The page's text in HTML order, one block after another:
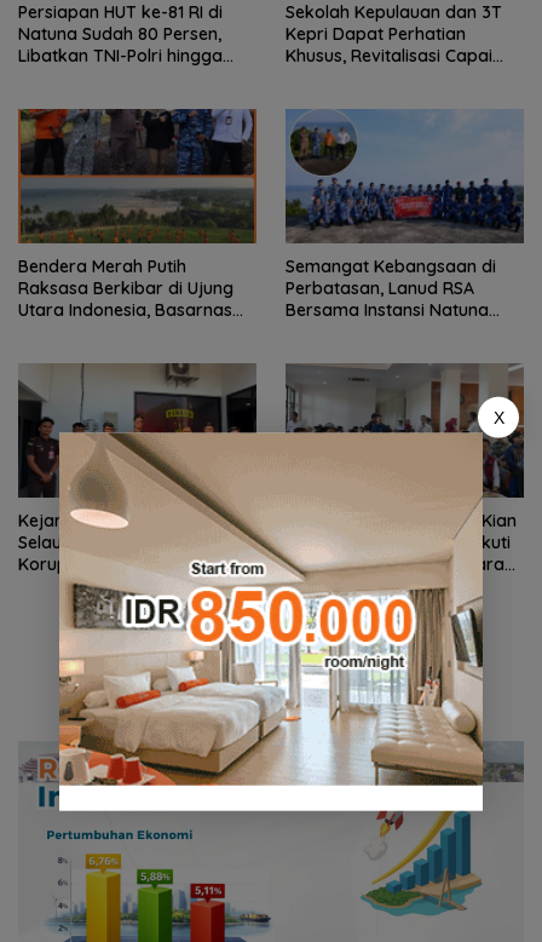
Persiapan HUT ke-81 RI di
Natuna Sudah 80 Persen,
Libatkan TNI-Polri hingga
Sekolah Kepulauan dan 3T
Kepri Dapat Perhatian
Khusus, Revitalisasi Capai
Bendera Merah Putih
Raksasa Berkibar di Ujung
Utara Indonesia, Basarnas
Perbatasan
Semangat Kebangsaan di
Perbatasan, Lanud RSA
Bersama Instansi Natuna
Kejari Natuna Tahan Kades
Selaut Nonaktif, Dugaan
Korupsi APBDes Rugikan
Negara Rp533 Juta
Sekolah Rakyat Natuna Kian
Diminati, 93 Siswa Baru Ikuti
MPLS Perdana Tahun Ajaran
2026
X